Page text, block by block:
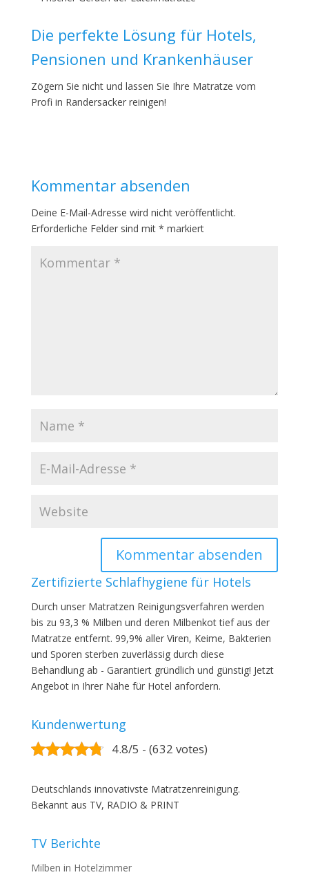
Die perfekte Lösung für Hotels,
Pensionen und Krankenhäuser
Zögern Sie nicht und lassen Sie Ihre Matratze vom
Profi in Randersacker reinigen!
Kommentar absenden
Deine E-Mail-Adresse wird nicht veröffentlicht.
Erforderliche Felder sind mit * markiert
Zertifizierte Schlafhygiene für Hotels
Durch unser Matratzen Reinigungsverfahren werden
bis zu 93,3 % Milben und deren Milbenkot tief aus der
Matratze entfernt. 99,9% aller Viren, Keime, Bakterien
und Sporen sterben zuverlässig durch diese
Behandlung ab - Garantiert gründlich und günstig! Jetzt
Angebot in Ihrer Nähe für Hotel anfordern.
Kundenwertung
4.8/5 - (632 votes)
Deutschlands innovativste Matratzenreinigung.
Bekannt aus TV, RADIO & PRINT
TV Berichte
Milben in Hotelzimmer